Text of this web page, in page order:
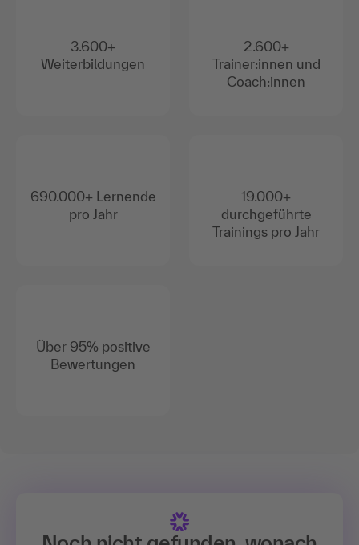
3.600+
Weiterbildungen
690.000+ Lernende
pro Jahr
Über 95% positive
Bewertungen
2.600+
Trainer:innen und
Coach:innen
19.000+
durchgeführte
Trainings pro Jahr